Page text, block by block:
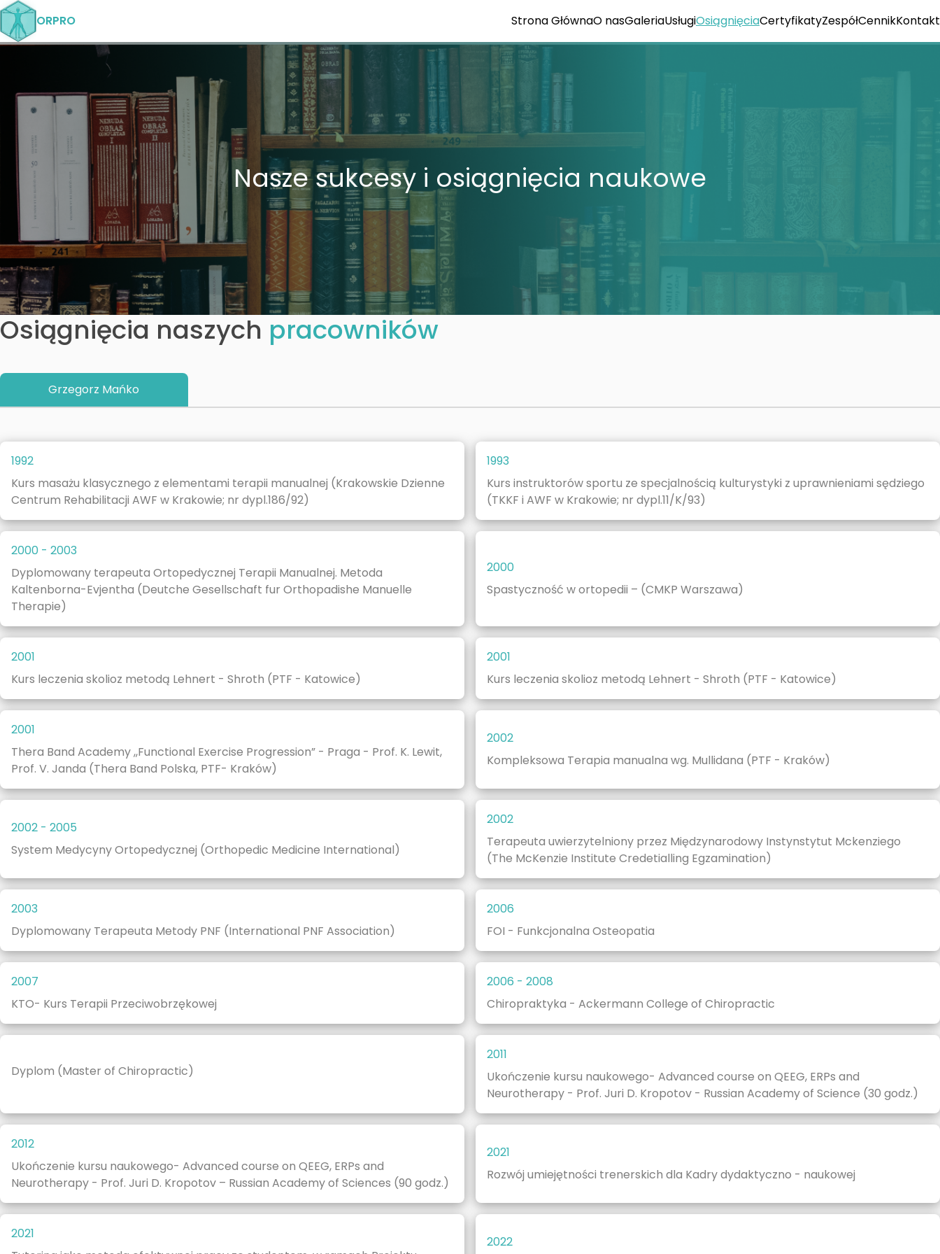
ORPRO Strona GłównaO nasGaleriaUsługiOsiągnięciaCertyfikatyZespółCennikKontakt
Nasze sukcesy i osiągnięcia naukowe
Osiągnięcia naszych pracowników
Grzegorz Mańko
1992
Kurs masażu klasycznego z elementami terapii manualnej (Krakowskie Dzienne
Centrum Rehabilitacji AWF w Krakowie; nr dypl.186/92)
1993
Kurs instruktorów sportu ze specjalnością kulturystyki z uprawnieniami sędziego
(TKKF i AWF w Krakowie; nr dypl.11/K/93)
2000 - 2003
Dyplomowany terapeuta Ortopedycznej Terapii Manualnej. Metoda
Kaltenborna-Evjentha (Deutche Gesellschaft fur Orthopadishe Manuelle
Therapie)
2000
Spastyczność w ortopedii – (CMKP Warszawa)
2001
Kurs leczenia skolioz metodą Lehnert - Shroth (PTF - Katowice)
2001
Kurs leczenia skolioz metodą Lehnert - Shroth (PTF - Katowice)
2001
Thera Band Academy ,,Functional Exercise Progression” - Praga - Prof. K. Lewit,
Prof. V. Janda (Thera Band Polska, PTF- Kraków)
2002
Kompleksowa Terapia manualna wg. Mullidana (PTF - Kraków)
2002 - 2005
System Medycyny Ortopedycznej (Orthopedic Medicine International)
2002
Terapeuta uwierzytelniony przez Międzynarodowy Instynstytut Mckenziego
(The McKenzie Institute Credetialling Egzamination)
2003
Dyplomowany Terapeuta Metody PNF (International PNF Association)
2006
FOI - Funkcjonalna Osteopatia
2007
KTO- Kurs Terapii Przeciwobrzękowej
2006 - 2008
Chiropraktyka - Ackermann College of Chiropractic
Dyplom (Master of Chiropractic)
2011
Ukończenie kursu naukowego- Advanced course on QEEG, ERPs and
Neurotherapy - Prof. Juri D. Kropotov - Russian Academy of Science (30 godz.)
2012
Ukończenie kursu naukowego- Advanced course on QEEG, ERPs and
Neurotherapy - Prof. Juri D. Kropotov – Russian Academy of Sciences (90 godz.)
2021
Rozwój umiejętności trenerskich dla Kadry dydaktyczno - naukowej
2021
2022